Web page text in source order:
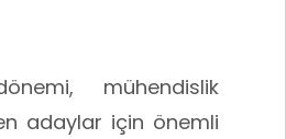
mühendislik
adaylar için önemli